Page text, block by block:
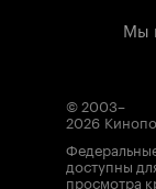
Мы
© 2003–
2026
доступны
просмотра